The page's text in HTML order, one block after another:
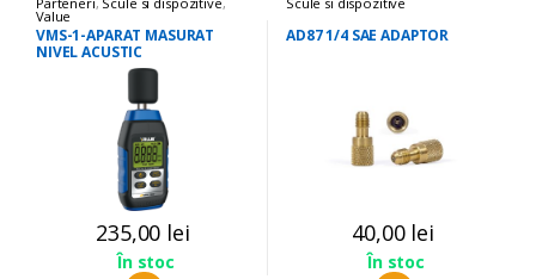
Value
VMS-1-APARAT MASURAT
NIVEL ACUSTIC
235,00 lei
În stoc
AD87 1/4 SAE ADAPTOR
40,00 lei
În stoc